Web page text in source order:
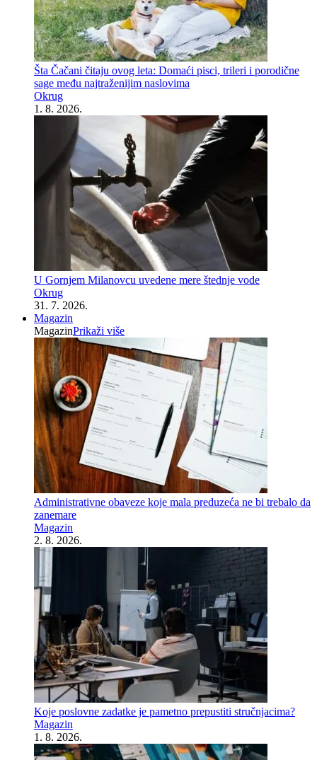
Šta Čačani čitaju ovog leta: Domaći pisci, trileri i porodične
sage među najtraženijim naslovima
Okrug
1. 8. 2026.
U Gornjem Milanovcu uvedene mere štednje vode
Okrug
31. 7. 2026.
Magazin
MagazinPrikaži više
Administrativne obaveze koje mala preduzeća ne bi trebalo da
zanemare
Magazin
2. 8. 2026.
Koje poslovne zadatke je pametno prepustiti stručnjacima?
Magazin
1. 8. 2026.